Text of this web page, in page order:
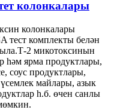
колонкалары
колонкалары
тест комплекты белән
Т-2 микотоксинын
һәм ярма продуктлары,
соус продуктлары,
майлары, азык
һ.б. өчен санлы